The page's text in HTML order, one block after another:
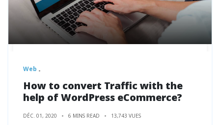
Web
How to convert Traffic with the
help of WordPress eCommerce?
DÉC. 01, 2020 6 MINS READ 13,743 VUES